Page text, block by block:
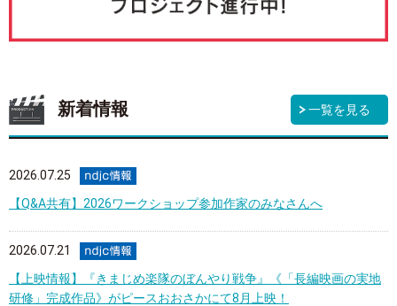
新着情報 一覧を見る
2026.07.25
【Q&A共有】2026ワークショップ参加作家のみなさんへ
2026.07.21
【上映情報】『きまじめ楽隊のぼんやり戦争』《「長編映画の実地
研修」完成作品》がピースおおさかにて8月上映！